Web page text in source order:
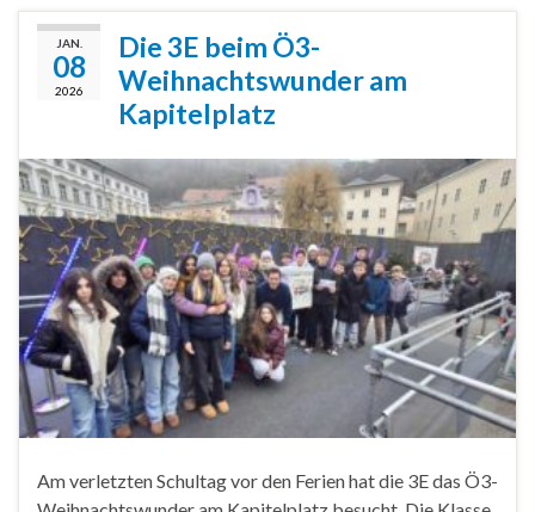
JAN.
08
2026
Die 3E beim Ö3-
Weihnachtswunder am
Kapitelplatz
Am verletzten Schultag vor den Ferien hat die 3E das Ö3-